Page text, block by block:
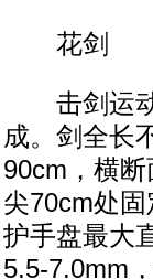
花剑
击剑运动
成。剑全长
90cm，横
尖70cm处
护手盘最大
5.5-7.0mm